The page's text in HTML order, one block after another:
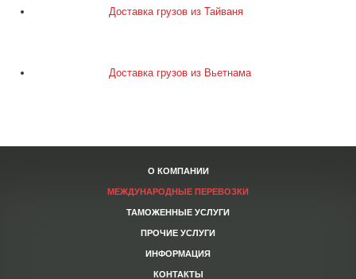
Доставка грузов из Тайваня
Доставка грузов из Вьетнама
О КОМПАНИИ
МЕЖДУНАРОДНЫЕ ПЕРЕВОЗКИ
ТАМОЖЕННЫЕ УСЛУГИ
ПРОЧИЕ УСЛУГИ
ИНФОРМАЦИЯ
КОНТАКТЫ